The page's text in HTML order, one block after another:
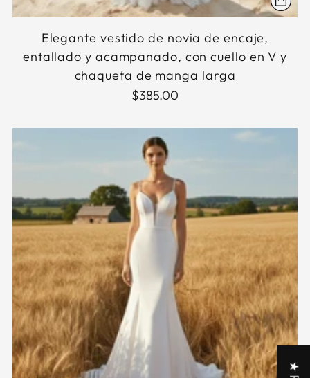
Elegante vestido de novia de encaje,
entallado y acampanado, con cuello en V y
chaqueta de manga larga
$385.00